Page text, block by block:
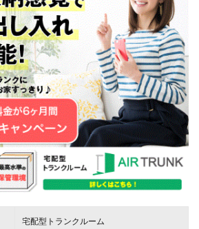
宅配型トランクルーム